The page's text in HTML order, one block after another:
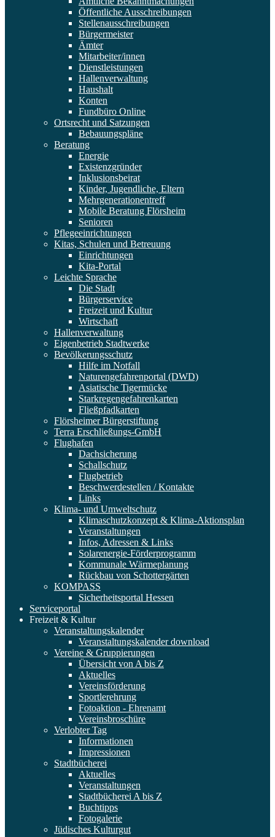
Öffentliche Ausschreibungen
Stellenausschreibungen
Bürgermeister
Ämter
Mitarbeiter/innen
Dienstleistungen
Hallenverwaltung
Haushalt
Konten
Fundbüro Online
Ortsrecht und Satzungen
Bebauungspläne
Beratung
Energie
Existenzgründer
Inklusionsbeirat
Kinder, Jugendliche, Eltern
Mehrgenerationentreff
Mobile Beratung Flörsheim
Senioren
Pflegeeinrichtungen
Kitas, Schulen und Betreuung
Einrichtungen
Kita-Portal
Leichte Sprache
Die Stadt
Bürgerservice
Freizeit und Kultur
Wirtschaft
Hallenverwaltung
Eigenbetrieb Stadtwerke
Bevölkerungsschutz
Hilfe im Notfall
Naturengefahrenportal (DWD)
Asiatische Tigermücke
Starkregengefahrenkarten
Fließpfadkarten
Flörsheimer Bürgerstiftung
Terra Erschließungs-GmbH
Flughafen
Dachsicherung
Schallschutz
Flugbetrieb
Beschwerdestellen / Kontakte
Links
Klima- und Umweltschutz
Klimaschutzkonzept & Klima-Aktionsplan
Veranstaltungen
Infos, Adressen & Links
Solarenergie-Förderprogramm
Kommunale Wärmeplanung
Rückbau von Schottergärten
KOMPASS
Sicherheitsportal Hessen
Serviceportal
Freizeit & Kultur
Veranstaltungskalender
Veranstaltungskalender download
Vereine & Gruppierungen
Übersicht von A bis Z
Aktuelles
Vereinsförderung
Sportlerehrung
Fotoaktion - Ehrenamt
Vereinsbroschüre
Verlobter Tag
Informationen
Impressionen
Stadtbücherei
Aktuelles
Veranstaltungen
Stadtbücherei A bis Z
Buchtipps
Fotogalerie
Jüdisches Kulturgut